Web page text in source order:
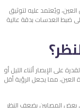
ويُعتمد عليه لتوثيق
ضبط العدسات بدقة عالية
على الإبصار أثناء الليل أو
مما يجعل الرؤية أقل
بعض المصابين بضعف النظر